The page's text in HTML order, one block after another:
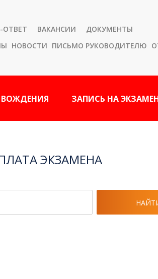
ОТВЕТ ВАКАНСИИ
ДОКУМЕНТЫ
НОВОСТИ ПИСЬМО РУКОВОДИТЕЛЮ
ЗАПИСЬ НА
ЭКЗАМЕНА